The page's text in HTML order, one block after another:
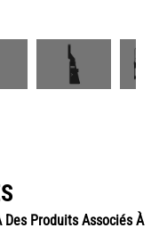
Produits Associés À